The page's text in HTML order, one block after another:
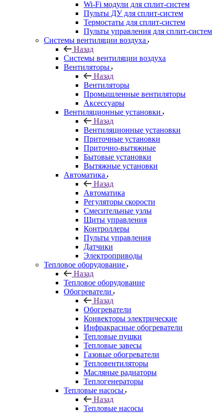
Wi-Fi модули для сплит-систем
Пульты ДУ для сплит-систем
Термостаты для сплит-систем
Пульты управления для сплит-систем
Системы вентиляции воздуха
Назад
Системы вентиляции воздуха
Вентиляторы
Назад
Вентиляторы
Промышленные вентиляторы
Аксессуары
Вентиляционные установки
Назад
Вентиляционные установки
Приточные установки
Приточно-вытяжные
Бытовые установки
Вытяжные установки
Автоматика
Назад
Автоматика
Регуляторы скорости
Смесительные узлы
Щиты управления
Контроллеры
Пульты управления
Датчики
Электроприводы
Тепловое оборудование
Назад
Тепловое оборудование
Обогреватели
Назад
Обогреватели
Конвекторы электрические
Инфракрасные обогреватели
Тепловые пушки
Тепловые завесы
Газовые обогреватели
Тепловентиляторы
Масляные радиаторы
Теплогенераторы
Тепловые насосы
Назад
Тепловые насосы